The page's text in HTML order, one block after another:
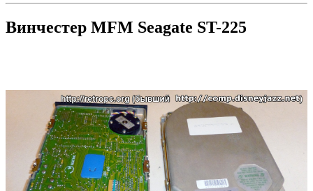
Винчестер MFM Seagate ST-225